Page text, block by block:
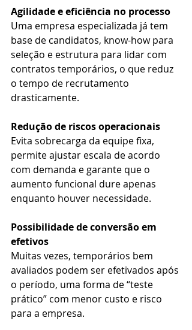
Agilidade e eficiência no processo
Uma empresa especializada já tem
base de candidatos, know-how para
seleção e estrutura para lidar com
contratos temporários, o que reduz
o tempo de recrutamento
drasticamente.
Redução de riscos operacionais
Evita sobrecarga da equipe fixa,
permite ajustar escala de acordo
com demanda e garante que o
aumento funcional dure apenas
enquanto houver necessidade.
Possibilidade de conversão em
efetivos
Muitas vezes, temporários bem
avaliados podem ser efetivados após
o período, uma forma de “teste
prático” com menor custo e risco
para a empresa.